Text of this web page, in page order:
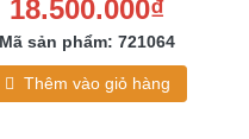
18.500.000₫
Mã sản phẩm: 721064
Thêm vào giỏ hàng